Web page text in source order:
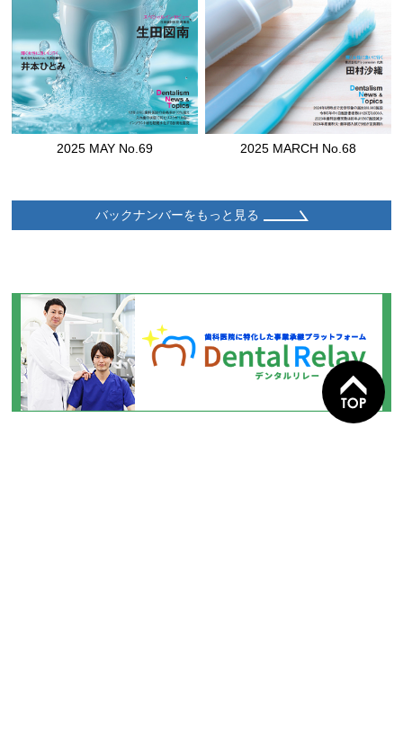
2025 MAY No.69 2025 MARCH No.68
バックナンバーをもっと見る